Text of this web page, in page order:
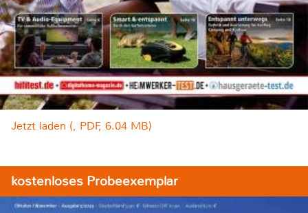
Jetzt laden (, PDF, 6.04 MB)
kostenloses Probeexemplar